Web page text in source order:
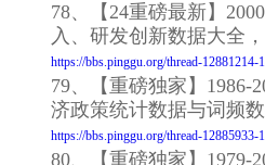
78、【24重磅最新】
入、研发创新数据大全
https://bbs.pinggu.org/thread-12881214-
79、【重磅独家】1986-
济政策统计数据与词频
https://bbs.pinggu.org/thread-12885933-
80、【重磅独家】1979-